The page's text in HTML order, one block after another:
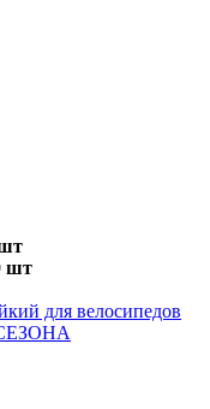
шт
для велосипедов